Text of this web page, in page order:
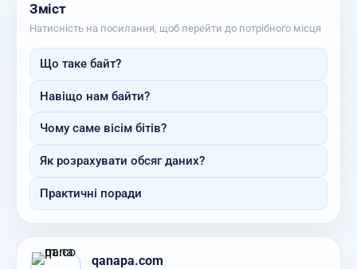
Зміст
Натисність на посилання, щоб перейти до потрібного місця
Що таке байт?
Навіщо нам байти?
Чому саме вісім бітів?
Як розрахувати обсяг даних?
Практичні поради
qanapa.com